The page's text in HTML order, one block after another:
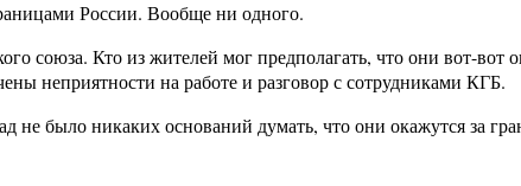
России. Вообще ни одного.
союза. Кто из жителей мог предполагать, что они вот-
неприятности на работе и разговор с сотрудниками КГБ.
было никаких оснований думать, что они окажутся за